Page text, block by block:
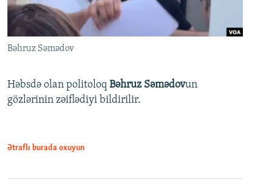
Bəhruz Səmədov
Həbsdə olan politoloq Bəhruz Səmədovun
gözlərinin zəiflədiyi bildirilir.
Ətraflı burada oxuyun